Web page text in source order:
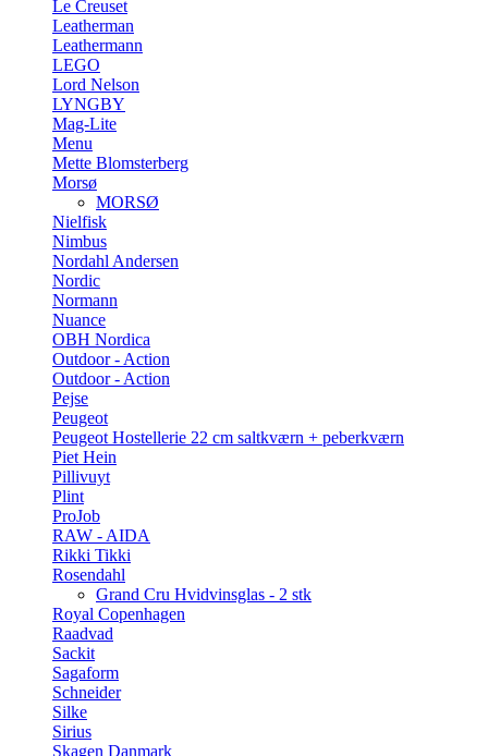
Le Creuset
Leatherman
Leathermann
LEGO
Lord Nelson
LYNGBY
Mag-Lite
Menu
Mette Blomsterberg
Morsø
MORSØ
Nielfisk
Nimbus
Nordahl Andersen
Nordic
Normann
Nuance
OBH Nordica
Outdoor - Action
Outdoor - Action
Pejse
Peugeot
Peugeot Hostellerie 22 cm saltkværn + peberkværn
Piet Hein
Pillivuyt
Plint
ProJob
RAW - AIDA
Rikki Tikki
Rosendahl
Grand Cru Hvidvinsglas - 2 stk
Royal Copenhagen
Raadvad
Sackit
Sagaform
Schneider
Silke
Sirius
Skagen Danmark